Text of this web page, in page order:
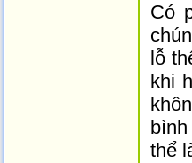
Có
lỗ
khi
thể